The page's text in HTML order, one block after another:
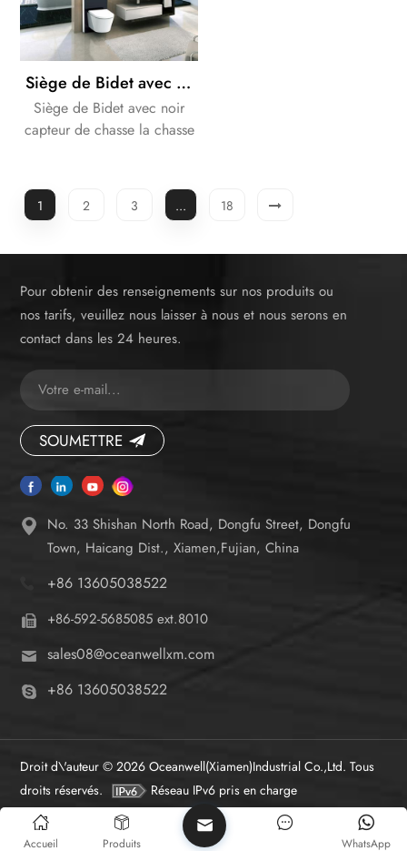
Siège de Bidet avec noir capteur de chasse citerne
Siège de Bidet avec noir
capteur de chasse la chasse
votre salle de bains Design.
1 2 3 ... 18
Pour obtenir des renseignements sur nos produits ou
nos tarifs, veuillez nous laisser à nous et nous serons en
contact dans les 24 heures.
SOUMETTRE
No. 33 Shishan North Road, Dongfu Street, Dongfu
Town, Haicang Dist., Xiamen,Fujian, China
+86 13605038522
+86-592-5685085 ext.8010
sales08@oceanwellxm.com
+86 13605038522
Droit d\'auteur © 2026 Oceanwell(Xiamen)Industrial Co.,Ltd. Tous
droits réservés.
Réseau IPv6 pris en charge
Accueil Produits WhatsApp